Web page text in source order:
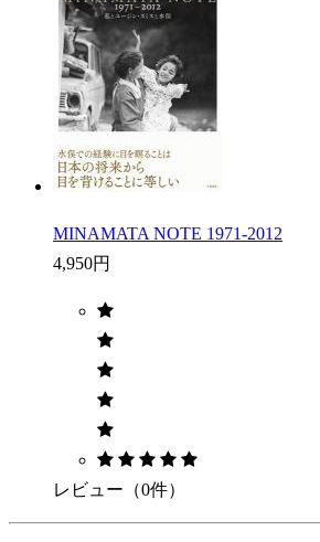
MINAMATA NOTE 1971-2012
4,950円
レビュー（0件）